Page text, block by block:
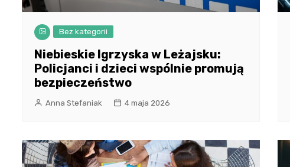
Bez kategorii
Niebieskie Igrzyska w Leżajsku:
Policjanci i dzieci wspólnie promują
bezpieczeństwo
Anna Stefaniak 4 maja 2026